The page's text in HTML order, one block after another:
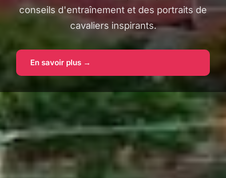
conseils d'entraînement et des portraits de
cavaliers inspirants.
En savoir plus →